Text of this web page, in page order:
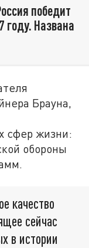
победит
году. Названа
Брауна,
сфер жизни:
обороны
качество
сейчас
в истории